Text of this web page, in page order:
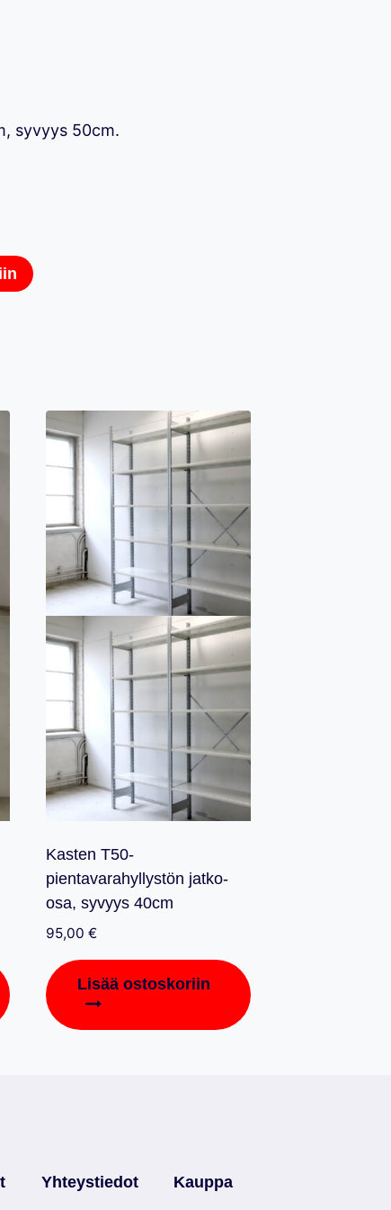
syvyys 50cm.
Kasten T50-
pientavarahyllystön jatko-
osa, syvyys 40cm
95,00 €
Lisää ostoskoriin
Yhteystiedot Kauppa